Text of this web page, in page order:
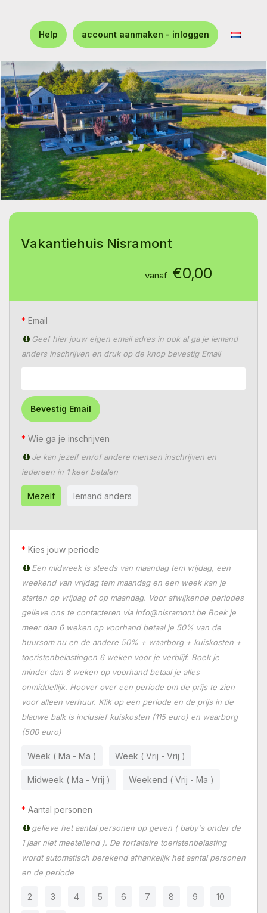
Help account aanmaken - inloggen
Vakantiehuis Nisramont
vanaf €0,00
Email
Geef hier jouw eigen email adres in ook al ga je iemand
anders inschrijven en druk op de knop bevestig Email
Bevestig Email
Wie ga je inschrijven
Je kan jezelf en/of andere mensen inschrijven en
iedereen in 1 keer betalen
Mezelf Iemand anders
Kies jouw periode
Een midweek is steeds van maandag tem vrijdag, een
weekend van vrijdag tem maandag en een week kan je
starten op vrijdag of op maandag. Voor afwijkende periodes
gelieve ons te contacteren via info@nisramont.be Boek je
meer dan 6 weken op voorhand betaal je 50% van de
huursom nu en de andere 50% + waarborg + kuiskosten +
toeristenbelastingen 6 weken voor je verblijf. Boek je
minder dan 6 weken op voorhand betaal je alles
onmiddellijk. Hoover over een periode om de prijs te zien
voor alleen verhuur. Klik op een periode en de prijs in de
blauwe balk is inclusief kuiskosten (115 euro) en waarborg
(500 euro)
Week ( Ma - Ma ) Week ( Vrij - Vrij )
Midweek ( Ma - Vrij ) Weekend ( Vrij - Ma )
Aantal personen
gelieve het aantal personen op geven ( baby's onder de
1 jaar niet meetellend ). De forfaitaire toeristenbelasting
wordt automatisch berekend afhankelijk het aantal personen
en de periode
2 3 4 5 6 7 8 9 10